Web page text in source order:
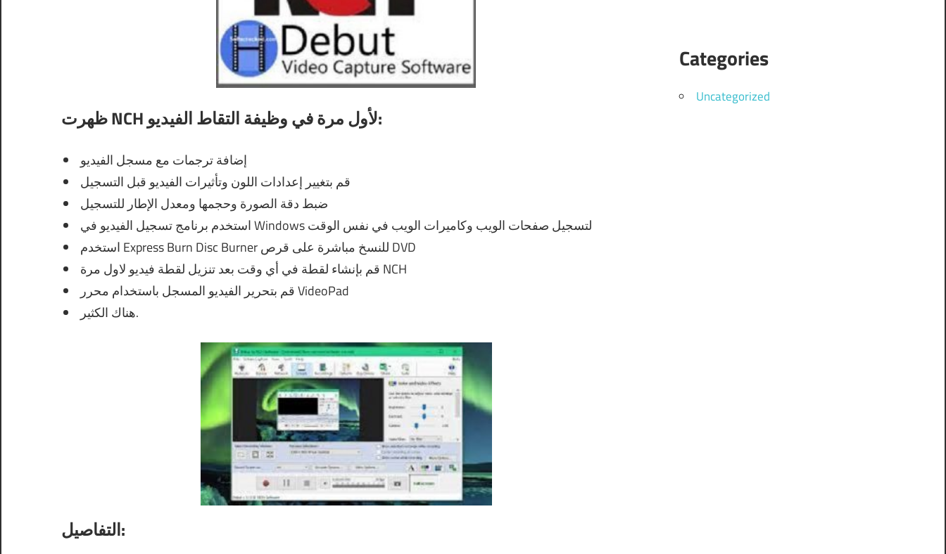
ظهرت NCH لأول مرة في وظيفة التقاط الفيديو:
إضافة ترجمات مع مسجل الفيديو
قم بتغيير إعدادات اللون وتأثيرات الفيديو قبل التسجيل
ضبط دقة الصورة وحجمها ومعدل الإطار للتسجيل
استخدم برنامج تسجيل الفيديو في Windows لتسجيل صفحات الويب وكاميرات الويب في نفس الوقت
استخدم Express Burn Disc Burner للنسخ مباشرة على قرص DVD
قم بإنشاء لقطة في أي وقت بعد تنزيل لقطة فيديو لاول مرة NCH
قم بتحرير الفيديو المسجل باستخدام محرر VideoPad
هناك الكثير.
التفاصيل:
Categories
Uncategorized